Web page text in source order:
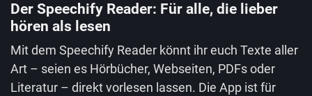
Der Speechify Reader: Für alle, die lieber
hören als lesen
Mit dem Speechify Reader könnt ihr euch Texte aller
Art – seien es Hörbücher, Webseiten, PDFs oder
Literatur – direkt vorlesen lassen. Die App ist für